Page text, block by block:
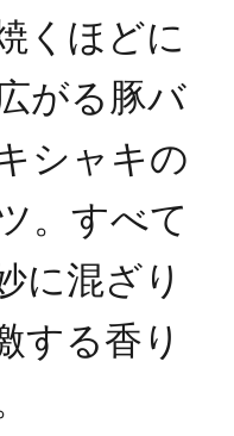
くほどに
がる豚バ
シャキの
。すべて
に混ざり
する香り